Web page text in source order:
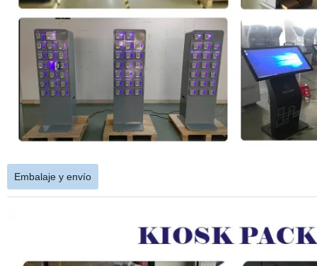
Embalaje y envío